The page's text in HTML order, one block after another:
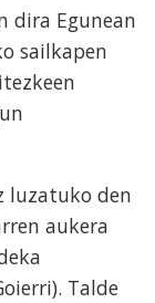
dira Egunean
sailkapen
luzatuko den
aukera
Talde